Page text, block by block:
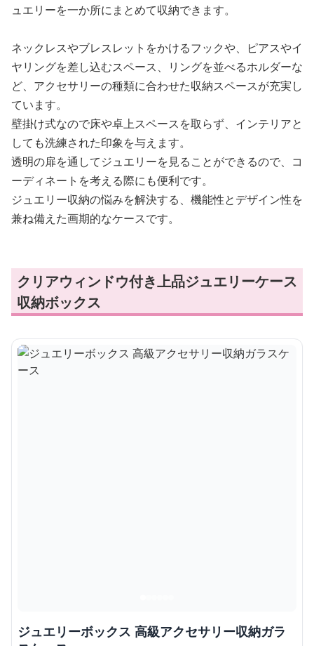
ュエリーを一か所にまとめて収納できます。
ネックレスやブレスレットをかけるフックや、ピアスやイ
ヤリングを差し込むスペース、リングを並べるホルダーな
ど、アクセサリーの種類に合わせた収納スペースが充実し
ています。
壁掛け式なので床や卓上スペースを取らず、インテリアと
しても洗練された印象を与えます。
透明の扉を通してジュエリーを見ることができるので、コ
ーディネートを考える際にも便利です。
ジュエリー収納の悩みを解決する、機能性とデザイン性を
兼ね備えた画期的なケースです。
クリアウィンドウ付き上品ジュエリーケース
収納ボックス
ジュエリーボックス 高級アクセサリー収納ガラ